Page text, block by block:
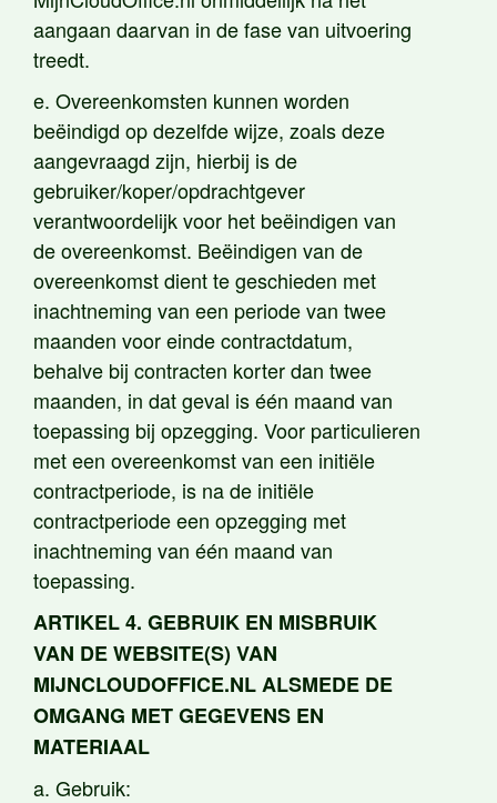
aangaan daarvan in de fase van uitvoering
treedt.
e. Overeenkomsten kunnen worden
beëindigd op dezelfde wijze, zoals deze
aangevraagd zijn, hierbij is de
gebruiker/koper/opdrachtgever
verantwoordelijk voor het beëindigen van
de overeenkomst. Beëindigen van de
overeenkomst dient te geschieden met
inachtneming van een periode van twee
maanden voor einde contractdatum,
behalve bij contracten korter dan twee
maanden, in dat geval is één maand van
toepassing bij opzegging. Voor particulieren
met een overeenkomst van een initiële
contractperiode, is na de initiële
contractperiode een opzegging met
inachtneming van één maand van
toepassing.
ARTIKEL 4. GEBRUIK EN MISBRUIK
VAN DE WEBSITE(S) VAN
MIJNCLOUDOFFICE.NL ALSMEDE DE
OMGANG MET GEGEVENS EN
MATERIAAL
a. Gebruik: